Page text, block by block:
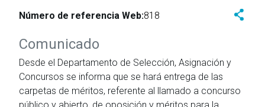
Número de referencia Web:818
Comunicado
Desde el Departamento de Selección, Asignación y
Concursos se informa que se hará entrega de las
carpetas de méritos, referente al llamado a concurso